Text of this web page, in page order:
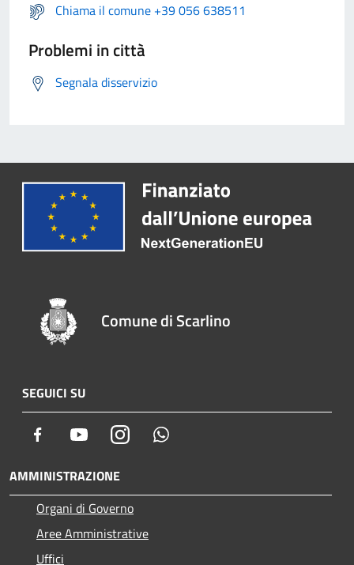
Chiama il comune +39 056 638511
Problemi in città
Segnala disservizio
Comune di Scarlino
SEGUICI SU
Facebook YoutubeInstagram
AMMINISTRAZIONE
Organi di Governo
Aree Amministrative
Uffici